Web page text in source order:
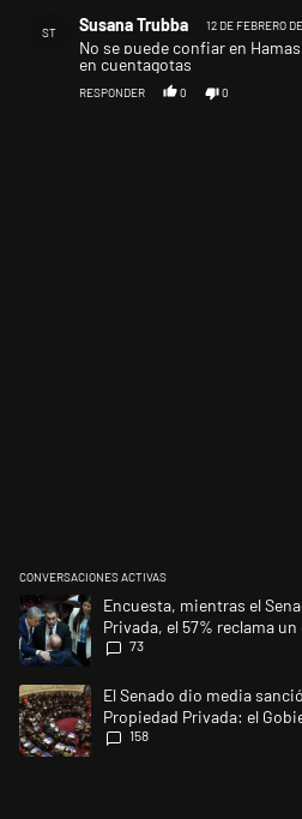
ST Susana Trubba 12 DE FEBRERO
No se puede confiar en
en cuentagotas
RESPONDER 0 0
CONVERSACIONES ACTIVAS
Este listado muestra los artículos
Un artículo de tendencia con el título
Encuesta, mientras el
Privada, el 57% reclama
73
Un artículo de tendencia con el título
El Senado dio media
Propiedad Privada: el
del Manejo del Fuego
158